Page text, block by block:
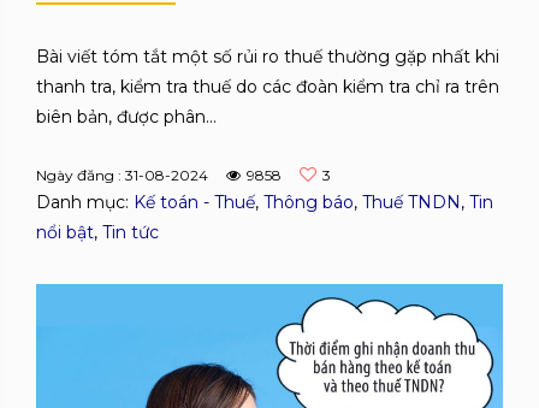
Bài viết tóm tắt một số rủi ro thuế thường gặp nhất khi
thanh tra, kiểm tra thuế do các đoàn kiểm tra chỉ ra trên
biên bản, được phân...
Ngày đăng : 31-08-2024 9858 3
Danh mục: Kế toán - Thuế, Thông báo, Thuế TNDN, Tin
nổi bật, Tin tức